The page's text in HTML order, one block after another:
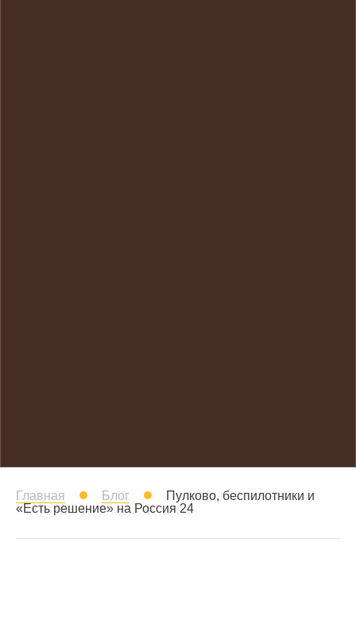
Главная Блог
Пулково, беспилотники и
«Есть решение» на Россия 24